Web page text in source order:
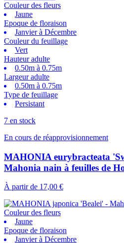
Couleur des fleurs
Jaune
Epoque de floraison
Janvier à Décembre
Couleur du feuillage
Vert
Hauteur adulte
0.50m à 0.75m
Largeur adulte
0.50m à 0.75m
Type de feuillage
Persistant
7 en stock
En cours de réapprovisionnement
MAHONIA eurybracteata
Mahonia nain à feuilles de
À partir de 17,00 €
Couleur des fleurs
Jaune
Epoque de floraison
Janvier à Décembre